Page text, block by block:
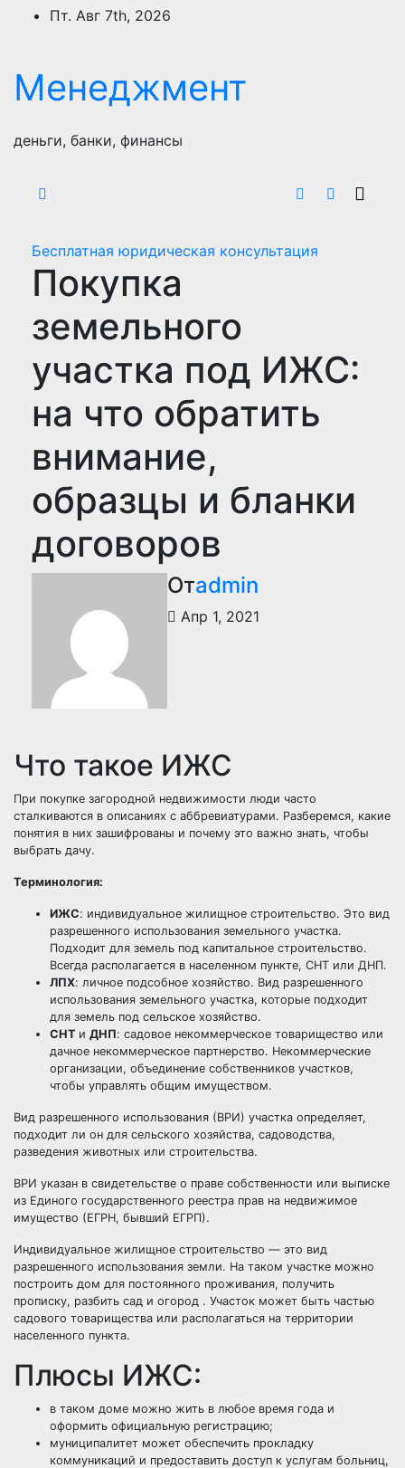
ПерейтиПт. Авг 7th, 2026
Менеджмент
деньги, банки, финансы
Бесплатная юридическая консультация
Покупка
земельного
участка под ИЖС:
на что обратить
внимание,
образцы и бланки
договоров
Отadmin
Апр 1, 2021
Что такое ИЖС
При покупке загородной недвижимости люди часто
сталкиваются в описаниях с аббревиатурами. Разберемся, какие
понятия в них зашифрованы и почему это важно знать, чтобы
выбрать дачу.
Терминология:
ИЖС: индивидуальное жилищное строительство. Это вид
разрешенного использования земельного участка.
Подходит для земель под капитальное строительство.
Всегда располагается в населенном пункте, СНТ или ДНП.
ЛПХ: личное подсобное хозяйство. Вид разрешенного
использования земельного участка, которые подходит
для земель под сельское хозяйство.
СНТ и ДНП: садовое некоммерческое товарищество или
дачное некоммерческое партнерство. Некоммерческие
организации, объединение собственников участков,
чтобы управлять общим имуществом.
Вид разрешенного использования (ВРИ) участка определяет,
подходит ли он для сельского хозяйства, садоводства,
разведения животных или строительства.
ВРИ указан в свидетельстве о праве собственности или выписке
из Единого государственного реестра прав на недвижимое
имущество (ЕГРН, бывший ЕГРП).
Индивидуальное жилищное строительство — это вид
разрешенного использования земли. На таком участке можно
построить дом для постоянного проживания, получить
прописку, разбить сад и огород . Участок может быть частью
садового товарищества или располагаться на территории
населенного пункта.
Плюсы ИЖС:
в таком доме можно жить в любое время года и
оформить официальную регистрацию;
муниципалитет может обеспечить прокладку
коммуникаций и предоставить доступ к услугам больниц,